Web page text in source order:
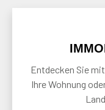
Entdecken Sie
Ihre Wohnung